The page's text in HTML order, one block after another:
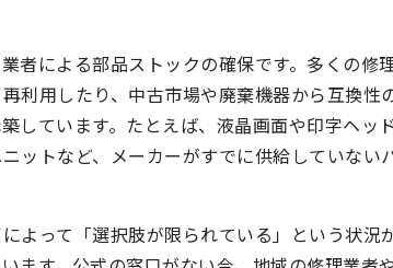
者による部品ストックの確保です。多くの修
利用したり、中古市場や廃棄機器から互換性
しています。たとえば、液晶画面や印字ヘッ
ットなど、メーカーがすでに供給していない
よって「選択肢が限られている」という状況